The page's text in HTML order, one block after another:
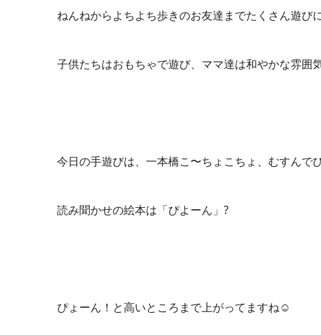
ねんねからよちよち歩きのお友達までたくさん遊び
子供たちはおもちゃで遊び、ママ達は和やかな雰
今日の手遊びは、一本橋こ〜ちょこちょ、むすんで
読み聞かせの絵本は「ぴよーん」?
ぴょーん！と高いところまで上がってますね☺️